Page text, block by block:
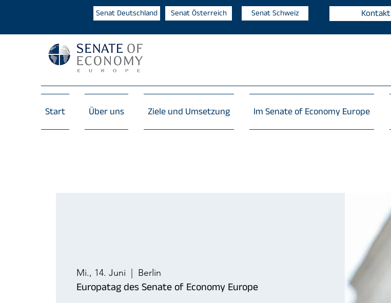
Senat Deutschland Senat Österreich Senat Schweiz Kontakt
Start Über uns Ziele und Umsetzung Im Senate of Economy Europe
Mi., 14. Juni Berlin
Europatag des Senate of Economy Europe